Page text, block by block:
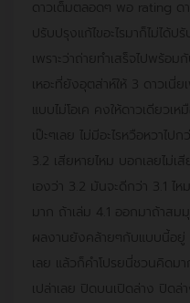
ดาวเต็มตลอดๆ พอ rating ดา
ปรับปรุงแก้ไขอะไรมาก็ไม่ได้ปรั
เพราะว่าถ่ายทำเสร็จไปพร้อม
เหอะที่ยังอุตส่าห์ให้ 3 ดาวเนี่ย
แบบไม่โอเค คงให้ดาวเดียวเ
เป๊ะๆเลย ไม่มีอะไรหวือหวาไป
3.2 เสียหายไหม บอกเลยไม่เ
เองว่า 3.2 มันจะดีกว่า 3.1 ไ
มาก ถ้าเล่ม 4.1 ออกมาถ้าสม
ผลงานยังคล้ายๆกับแบบนี้อ
เลย แล้วก็คำโปรยนี่ชวนคิดม
เปล่าเลย ปิดบนเปิดล่าง ปิดล่